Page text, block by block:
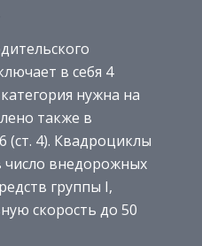
в себя 4
нужна на
также в
(ст. 4). Квадроциклы
число внедорожных
группы I,
скорость до 50